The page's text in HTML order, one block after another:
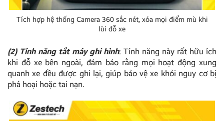
Tích hợp hệ thống Camera 360 sắc nét, xóa mọi điểm mù khi
lùi đỗ xe
(2) Tính năng tắt máy ghi hình: Tính năng này rất hữu ích
khi đỗ xe bên ngoài, đảm bảo rằng mọi hoạt động xung
quanh xe đều được ghi lại, giúp bảo vệ xe khỏi nguy cơ bị
phá hoại hoặc tai nạn.